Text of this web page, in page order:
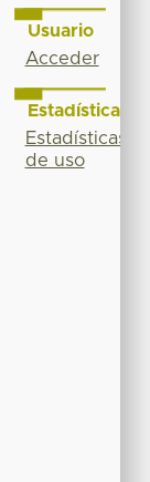
Usuario
Acceder
Estadísticas
Estadísticas
de uso